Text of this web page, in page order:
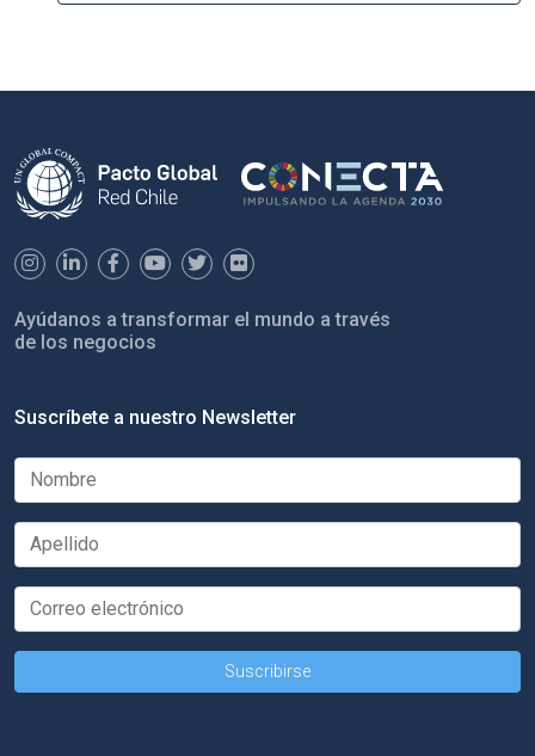
Ayúdanos a transformar el mundo a través
de los negocios
Suscríbete a nuestro Newsletter